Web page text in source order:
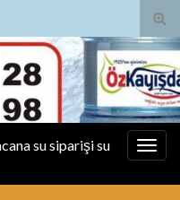
su siparişi su